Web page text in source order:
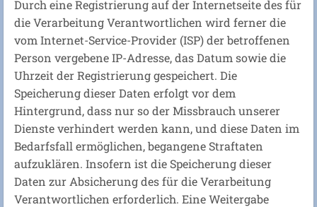
Durch eine Registrierung auf der Internetseite des für
die Verarbeitung Verantwortlichen wird ferner die
vom Internet-Service-Provider (ISP) der betroffenen
Person vergebene IP-Adresse, das Datum sowie die
Uhrzeit der Registrierung gespeichert. Die
Speicherung dieser Daten erfolgt vor dem
Hintergrund, dass nur so der Missbrauch unserer
Dienste verhindert werden kann, und diese Daten im
Bedarfsfall ermöglichen, begangene Straftaten
aufzuklären. Insofern ist die Speicherung dieser
Daten zur Absicherung des für die Verarbeitung
Verantwortlichen erforderlich. Eine Weitergabe